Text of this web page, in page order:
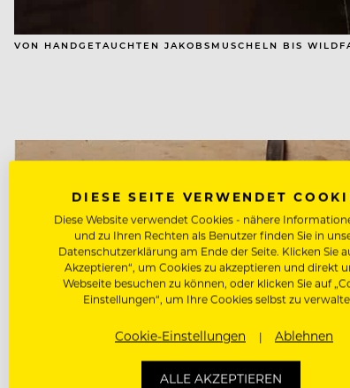
VON HANDGETAUCHTEN JAKOBSMUSCHELN BIS
DIESE SEITE VERWENDET
Diese Website verwendet Cookies - nähere
und zu Ihren Rechten als Benutzer finden Sie in
Datenschutzerklärung am Ende der Seite. Klicken Sie
Akzeptieren“, um Cookies zu akzeptieren und direkt
Webseite besuchen zu können, oder klicken Sie auf
Einstellungen“, um Ihre Cookies selbst zu
Cookie-Einstellungen Ablehnen
ALLE AKZEPTIEREN